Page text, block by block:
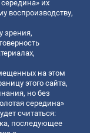
их
воспроизводству,
зрения,
на этом
этого сайта,
но без
середина»
считаться:
последующее